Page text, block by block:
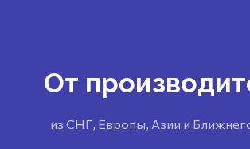
От
из СНГ, Европы, Азии и